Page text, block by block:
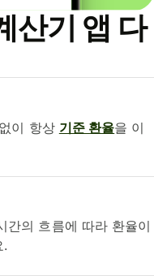
산기 앱 다
이 항상 기준 환율을 이
간의 흐름에 따라 환율이
.